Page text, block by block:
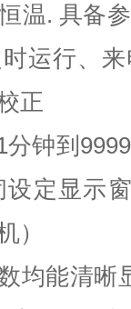
温.具备
运行、
正
分钟到 9999
设定显示
）
均能清晰